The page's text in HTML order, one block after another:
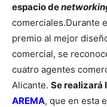
espacio de
comerciales.Durante
premio al mejor
comercial, se
cuatro agentes
Alicante. Se realizará
AREMA, que en esta